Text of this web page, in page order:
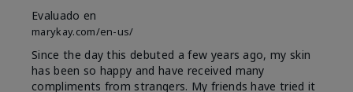
Evaluado en
marykay.com/en-us/
Since the day this debuted a few years ago, my skin
has been so happy and have received many
compliments from strangers. My friends have tried it